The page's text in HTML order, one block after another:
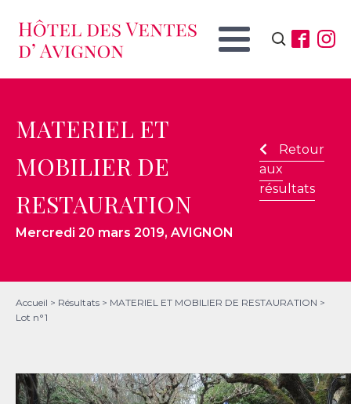
Rechercher :
MATERIEL ET
MOBILIER DE
RESTAURATION
Mercredi 20 mars 2019, AVIGNON
Retour
aux
résultats
Accueil > Résultats > MATERIEL ET MOBILIER DE RESTAURATION >
Lot n°1